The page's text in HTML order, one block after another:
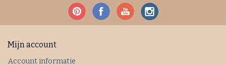
Mijn account
Account informatie